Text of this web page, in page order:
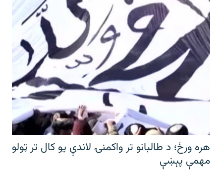
هره ورځ؛ د طالبانو تر واکمنۍ لاندې یو کال تر ټولو
مهمې پېښې